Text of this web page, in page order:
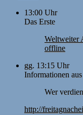
13:00 Uhr
Das Erste
Weltweiter
offline
gg. 13:15 Uhr
Informationen
Wer
http://